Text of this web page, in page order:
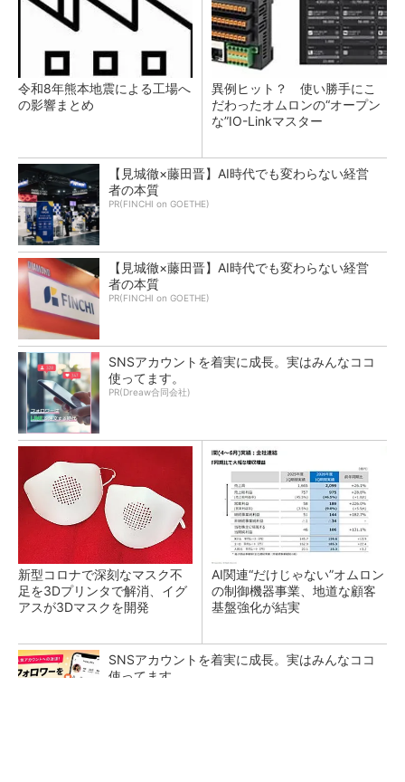
令和8年熊本地震による工場へ
の影響まとめ
異例ヒット？ 使い勝手にこ
だわったオムロンの“オープン
な”IO-Linkマスター
【見城徹×藤田晋】AI時代でも変わらない経営
者の本質
PR(FINCHI on GOETHE)
【見城徹×藤田晋】AI時代でも変わらない経営
者の本質
PR(FINCHI on GOETHE)
SNSアカウントを着実に成長。実はみんなココ
使ってます。
PR(Dreaw合同会社)
新型コロナで深刻なマスク不
足を3Dプリンタで解消、イグ
アスが3Dマスクを開発
AI関連“だけじゃない”オムロン
の制御機器事業、地道な顧客
基盤強化が結実
SNSアカウントを着実に成長。実はみんなココ
使ってます。